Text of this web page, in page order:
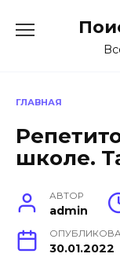
ГЛАВНАЯ
школе.
АВТОР
admin
30.01.2022